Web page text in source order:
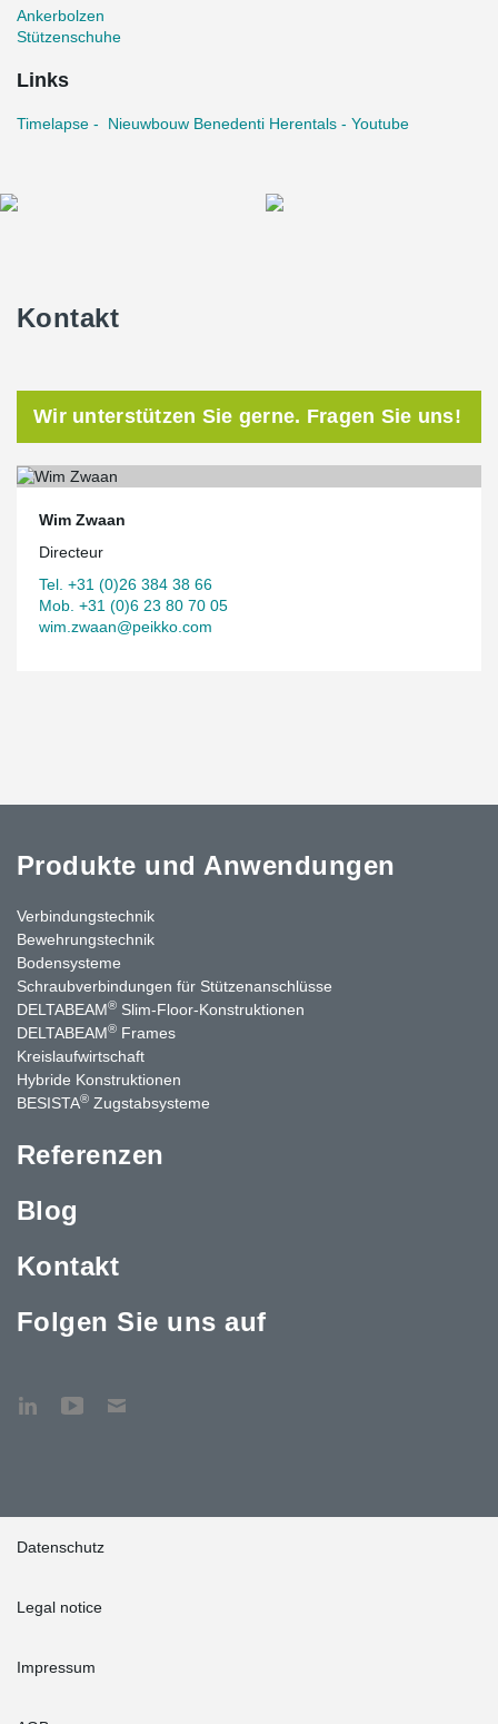
Ankerbolzen
Stützenschuhe
Links
Timelapse - Nieuwbouw Benedenti Herentals - Youtube
Kontakt
Wir unterstützen Sie gerne. Fragen Sie uns!
Wim Zwaan
Directeur
Tel. +31 (0)26 384 38 66
Mob. +31 (0)6 23 80 70 05
wim.zwaan@peikko.com
Produkte und Anwendungen
Verbindungstechnik
Bewehrungstechnik
Bodensysteme
Schraubverbindungen für Stützenanschlüsse
DELTABEAM® Slim-Floor-Konstruktionen
DELTABEAM® Frames
Kreislaufwirtschaft
Hybride Konstruktionen
BESISTA® Zugstabsysteme
Referenzen
Blog
Kontakt
Folgen Sie uns auf
Datenschutz
Legal notice
Impressum